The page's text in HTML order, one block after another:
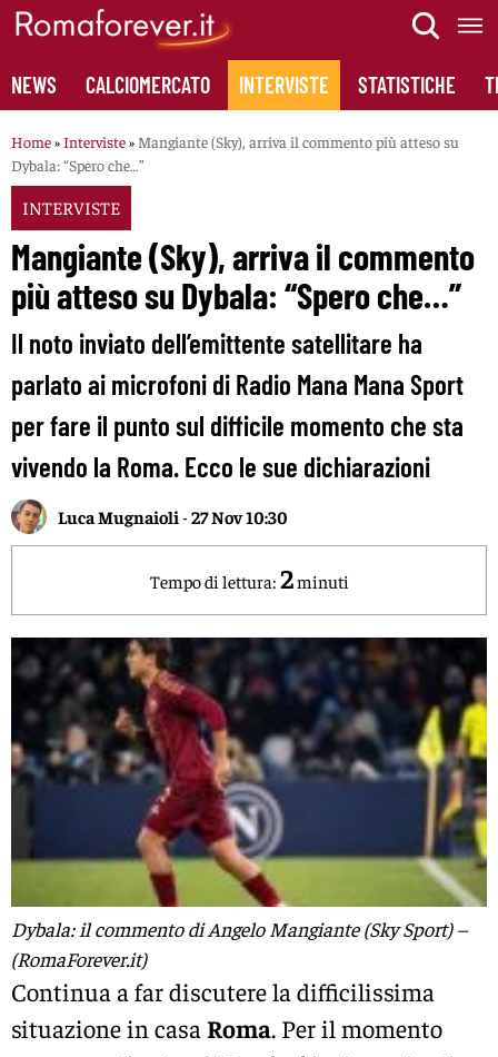
Skip
content
NEWS CALCIOMERCATO INTERVISTE STATISTICHE
Home»Interviste» Mangiante (Sky), arriva il commento più atteso su
Dybala: “Spero che…”
INTERVISTE
Mangiante (Sky), arriva il commento
più atteso su Dybala: “Spero che…”
Il noto inviato dell’emittente satellitare ha
parlato ai microfoni di Radio Mana Mana Sport
per fare il punto sul difficile momento che sta
vivendo la Roma. Ecco le sue dichiarazioni
Luca Mugnaioli -27 Nov 10:30
Tempo di lettura: 2minuti
Dybala: il commento di Angelo Mangiante (Sky Sport) –
(RomaForever.it)
Continua a far discutere la difficilissima
situazione in casa Roma. Per il momento